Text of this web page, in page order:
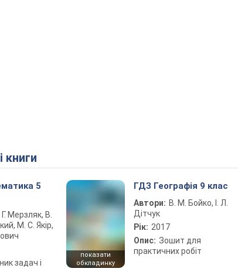
книги
5
Мерзляк, В.
М. С. Якір,
задач і
показати
обкладинку
ГДЗ Географія 9 клас
Автори: В. М. Бойко, І. Л.
Дітчук
Рік: 2017
Опис: Зошит для
практичних робіт